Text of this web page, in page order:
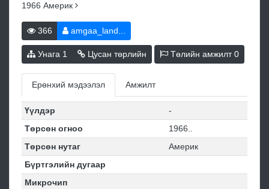
1966 Америк
366 amgaa_land...
Унага 1 Цусан төрлийн Төлийн амжилт0
Ерөнхий мэдээлэл Амжилт
Үүлдэр
-
Төрсөн огноо
1966..
Төрсөн нутаг
Америк
Бүртгэлийн дугаар
Микрочип